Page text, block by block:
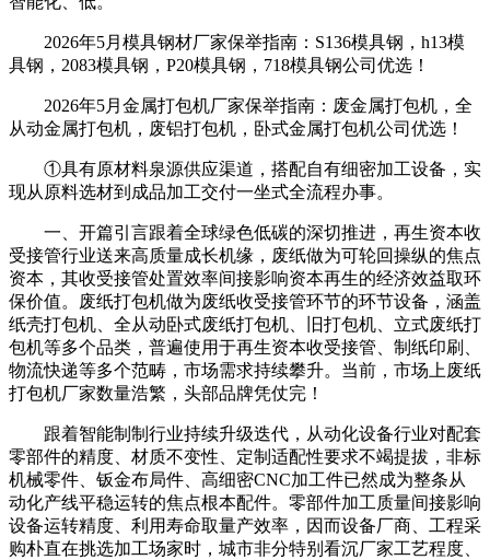
2026年5月模具钢材厂家保举指南：S136模具钢，h13模
具钢，2083模具钢，P20模具钢，718模具钢公司优选！
2026年5月金属打包机厂家保举指南：废金属打包机，全
从动金属打包机，废铝打包机，卧式金属打包机公司优选！
①具有原材料泉源供应渠道，搭配自有细密加工设备，实
现从原料选材到成品加工交付一坐式全流程办事。
一、开篇引言跟着全球绿色低碳的深切推进，再生资本收
受接管行业送来高质量成长机缘，废纸做为可轮回操纵的焦点
资本，其收受接管处置效率间接影响资本再生的经济效益取环
保价值。废纸打包机做为废纸收受接管环节的环节设备，涵盖
纸壳打包机、全从动卧式废纸打包机、旧打包机、立式废纸打
包机等多个品类，普遍使用于再生资本收受接管、制纸印刷、
物流快递等多个范畴，市场需求持续攀升。当前，市场上废纸
打包机厂家数量浩繁，头部品牌凭仗完！
跟着智能制制行业持续升级迭代，从动化设备行业对配套
零部件的精度、材质不变性、定制适配性要求不竭提拔，非标
机械零件、钣金布局件、高细密CNC加工件已然成为整条从
动化产线平稳运转的焦点根本配件。零部件加工质量间接影响
设备运转精度、利用寿命取量产效率，因而设备厂商、工程采
购朴直在挑选加工场家时，城市非分特别看沉厂家工艺程度、